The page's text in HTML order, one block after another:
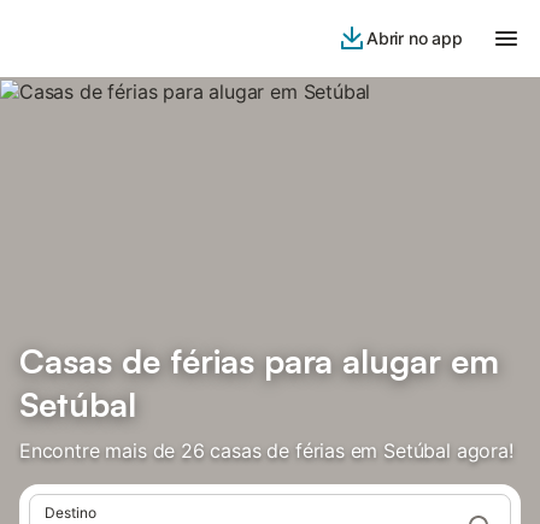
Abrir no app
Casas de férias para alugar em
Setúbal
Encontre mais de 26 casas de férias em Setúbal agora!
Destino